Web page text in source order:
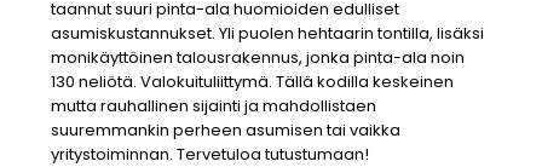
taannut suuri pinta-ala huomioiden edulliset
asumiskustannukset. Yli puolen hehtaarin tontilla, lisäksi
monikäyttöinen talousrakennus, jonka pinta-ala noin
130 neliötä. Valokuituliittymä. Tällä kodilla keskeinen
mutta rauhallinen sijainti ja mahdollistaen
suuremmankin perheen asumisen tai vaikka
yritystoiminnan. Tervetuloa tutustumaan!